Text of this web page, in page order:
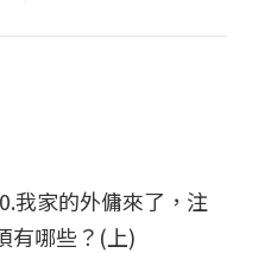
我家的外傭來了，注
有哪些？(上)